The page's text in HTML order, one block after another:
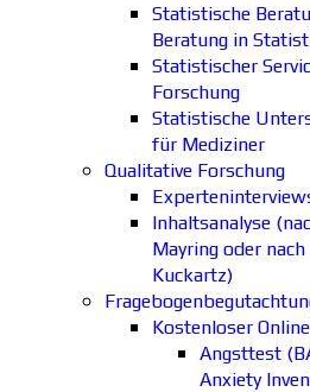
Statistische
Beratung in
Statistischer
Forschung
Statistische
für Mediziner
Qualitative Forschung
Inhaltsanalyse
Mayring oder nach
Kuckartz)
Kostenloser
Angsttest
Anxiety